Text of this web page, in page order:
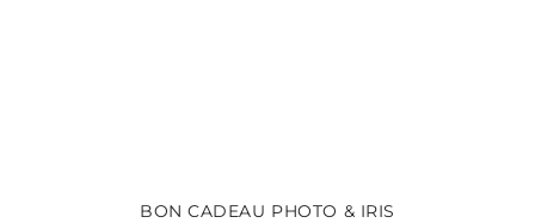
BON CADEAU PHOTO & IRIS